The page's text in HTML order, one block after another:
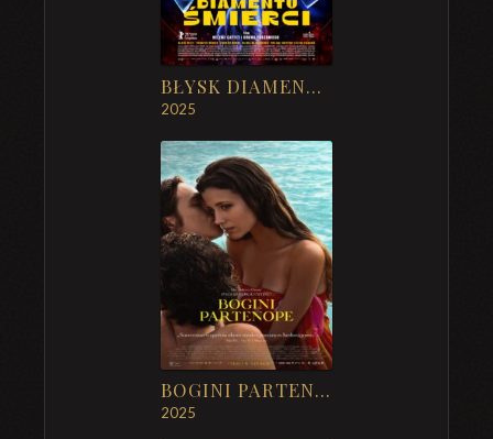
BŁYSK DIAMENTU ŚMIERCI
2025
BOGINI PARTENOPE
2025